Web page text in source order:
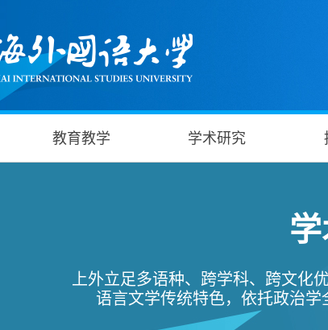
教育教学 学术研究
上外立足多语种、跨学科、跨文化
语言文学传统特色，依托政治学